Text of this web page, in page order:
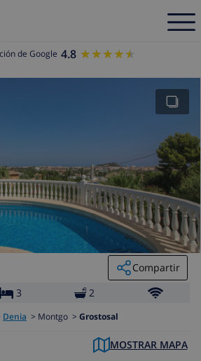
de Google 4.8 ★★★★★
★★★★★
Compartir
3 2
Denia > Montgo > Grostosal
MOSTRAR MAPA